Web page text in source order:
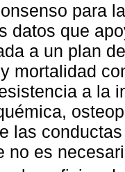
para
datos que
a un plan
mortalidad
a la
las
no es